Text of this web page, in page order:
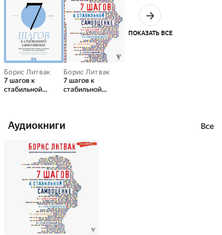
Борис Литвак
7 шагов к
стабильной
Борис Литвак
7 шагов к
стабильной
ПОКАЗАТЬ ВСЕ
Аудиокниги Все